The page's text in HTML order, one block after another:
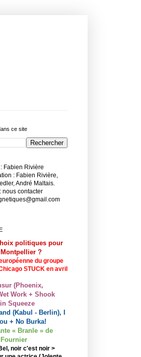
ce site
Fabien Rivière
: Fabien Rivière,
André Maltais.
contacter
politiques pour
Montpellier ?
du groupe
STUCK en avril
(Phoenix,
Work + Shook
Squeeze
(Kabul - Berlin), I
+ No Burka!
« Branle » de
noir c'est noir >